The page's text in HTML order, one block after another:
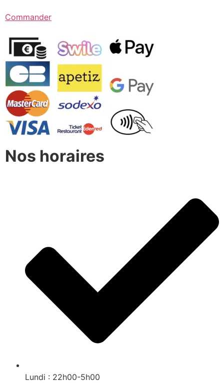
Commander
Nos horaires
Lundi : 22h00-5h00